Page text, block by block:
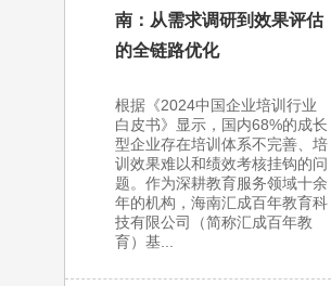
南：从需求调研到效果评估
的全链路优化
根据《2024中国企业培训行业
白皮书》显示，国内68%的成长
型企业存在培训体系不完善、培
训效果难以和绩效考核挂钩的问
题。作为深耕教育服务领域十余
年的机构，海南汇成百年教育科
技有限公司（简称汇成百年教
育）基...